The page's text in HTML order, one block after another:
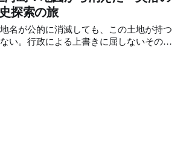
探索の旅
地名が公的に消滅しても、この土地が持つ
い。行政による上書きに屈しないその生